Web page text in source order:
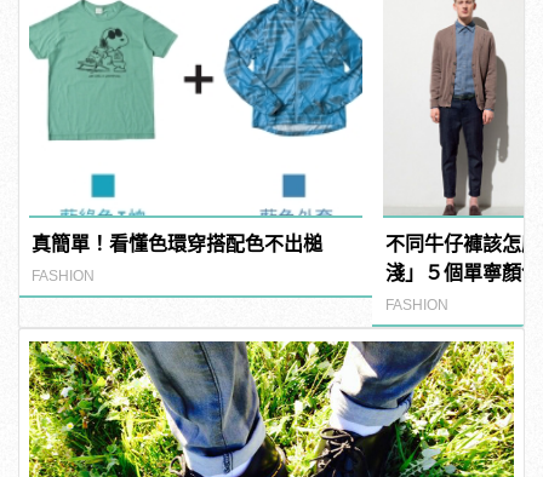
真簡單！看懂色環穿搭配色不出槌
FASHION
不同牛仔褲該怎
淺」５個單寧顏
FASHION